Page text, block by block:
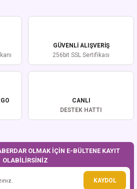
veya görüntülenemiyor.
daha pahalı.
olmalı.
GÜVENLİ ALIŞVERİŞ
256bit SSL Sertifikası
CANLI
DESTEK HATTI
OLMAK İÇİN E-BÜLTENE KAYIT
OLABİLİRSİNİZ
KAYDOL